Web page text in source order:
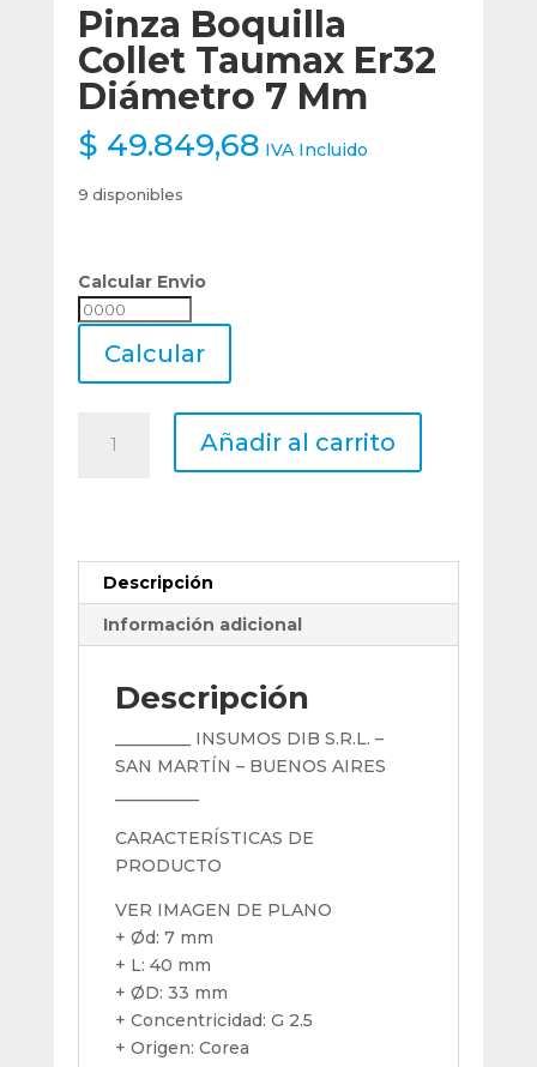
Pinza Boquilla
Collet Taumax Er32
Diámetro 7 Mm
$ 49.849,68 IVA Incluido
9 disponibles
Calcular Envio
Calcular
Calcular
Boquilla
Diámetro
Mm
cantidad
Añadir al carrito
Descripción
Información adicional
Descripción
_________ INSUMOS DIB S.R.L. –
SAN MARTÍN – BUENOS AIRES
CARACTERÍSTICAS DE
PRODUCTO
VER IMAGEN DE PLANO
+ Ød: 7 mm
+ L: 40 mm
+ ØD: 33 mm
+ Concentricidad: G 2.5
+ Origen: Corea